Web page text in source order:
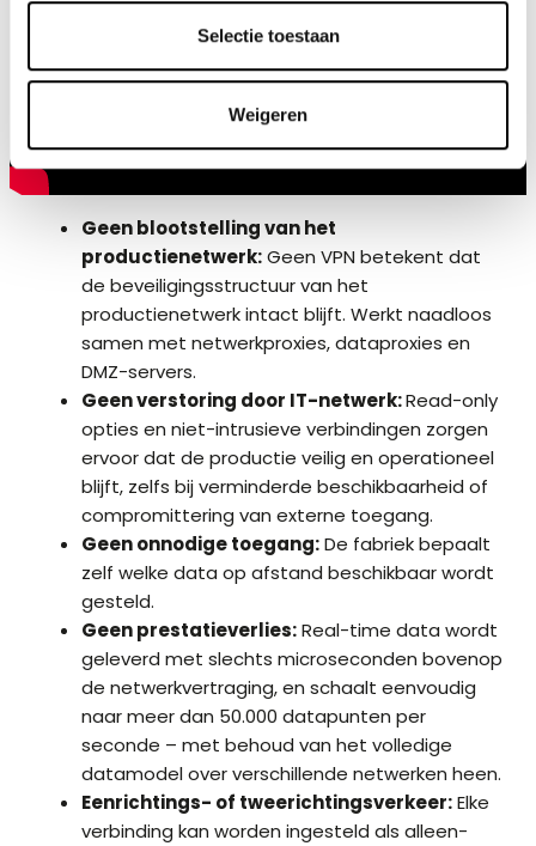
Selectie toestaan
Weigeren
Geen blootstelling van het
productienetwerk:Geen VPN betekent dat
de beveiligingsstructuur van het
productienetwerk intact blijft. Werkt naadloos
samen met netwerkproxies, dataproxies en
DMZ-servers.
Geen verstoring door IT-netwerk:Read-only
opties en niet-intrusieve verbindingen zorgen
ervoor dat de productie veilig en operationeel
blijft, zelfs bij verminderde beschikbaarheid of
compromittering van externe toegang.
Geen onnodige toegang:De fabriek bepaalt
zelf welke data op afstand beschikbaar wordt
gesteld.
Geen prestatieverlies:Real-time data wordt
geleverd met slechts microseconden bovenop
de netwerkvertraging, en schaalt eenvoudig
naar meer dan 50.000 datapunten per
seconde – met behoud van het volledige
datamodel over verschillende netwerken heen.
Eenrichtings- of tweerichtingsverkeer:Elke
verbinding kan worden ingesteld als alleen-